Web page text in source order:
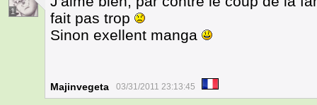
1
fait pas trop
Sinon exellent manga
Majinvegeta 03/31/2011 23:13:45